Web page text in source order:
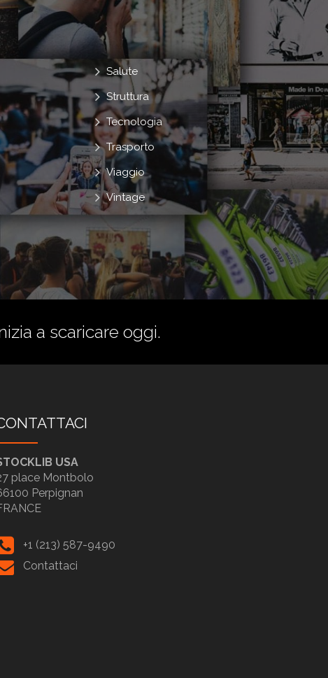
Salute
Struttura
Tecnologia
Trasporto
Viaggio
Vintage
a scaricare oggi.
USA
place Montbolo
Perpignan
+1 (213) 587-9490
Contattaci